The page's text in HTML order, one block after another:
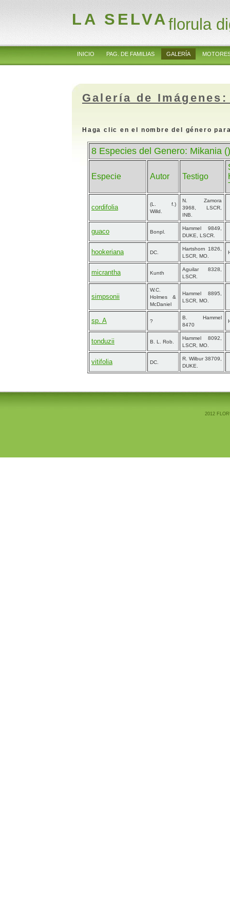
LA SELVAflorula
INICIO PAG. DE FAMILIAS GALERÍA
Galería de
Haga clic en el nombre del género
8 Especies del Genero: Mikania ()
Especie Autor Testigo
cordifolia
(L. f.)
Willd.
N. Zamora
3968, LSCR,
INB.
guaco Bonpl.
Hammel 9849,
DUKE, LSCR.
hookeriana DC.
Hartshorn 1826,
LSCR, MO.
micrantha Kunth
Aguilar 8328,
LSCR.
simpsonii
W.C.
Holmes &
McDaniel
Hammel 8895,
LSCR, MO.
sp. A ?
B. Hammel
8470
tonduzii B. L. Rob.
Hammel 8092,
LSCR, MO.
vitifolia DC.
R. Wilbur 38709,
DUKE.
2012